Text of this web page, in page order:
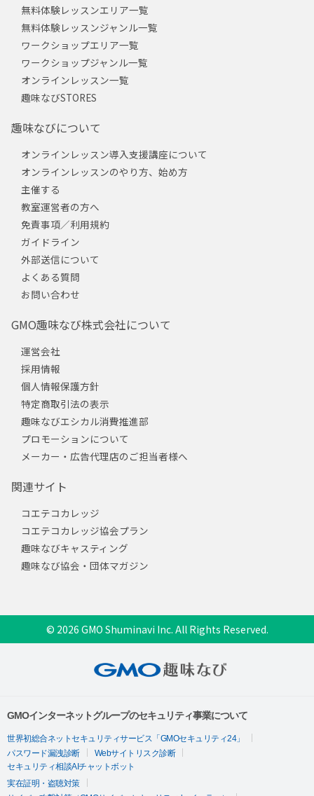
無料体験レッスンエリア一覧
無料体験レッスンジャンル一覧
ワークショップエリア一覧
ワークショップジャンル一覧
オンラインレッスン一覧
趣味なびSTORES
趣味なびについて
オンラインレッスン導入支援講座について
オンラインレッスンのやり方、始め方
主催する
教室運営者の方へ
免責事項／利用規約
ガイドライン
外部送信について
よくある質問
お問い合わせ
GMO趣味なび株式会社について
運営会社
採用情報
個人情報保護方針
特定商取引法の表示
趣味なびエシカル消費推進部
プロモーションについて
メーカー・広告代理店のご担当者様へ
関連サイト
コエテコカレッジ
コエテコカレッジ協会プラン
趣味なびキャスティング
趣味なび協会・団体マガジン
© 2026 GMO Shuminavi Inc. All Rights Reserved.